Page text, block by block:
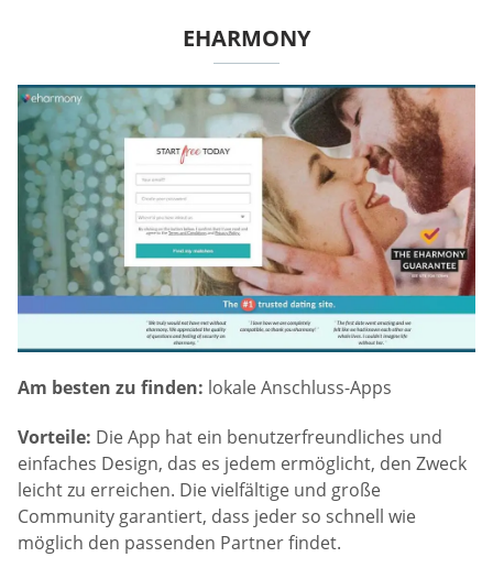
EHARMONY
Am besten zu finden: lokale Anschluss-Apps
Vorteile: Die App hat ein benutzerfreundliches und
einfaches Design, das es jedem ermöglicht, den Zweck
leicht zu erreichen. Die vielfältige und große
Community garantiert, dass jeder so schnell wie
möglich den passenden Partner findet.